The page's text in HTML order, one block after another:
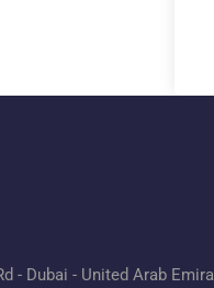
- Dubai - United Arab